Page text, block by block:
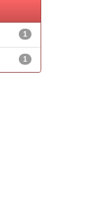
1
1